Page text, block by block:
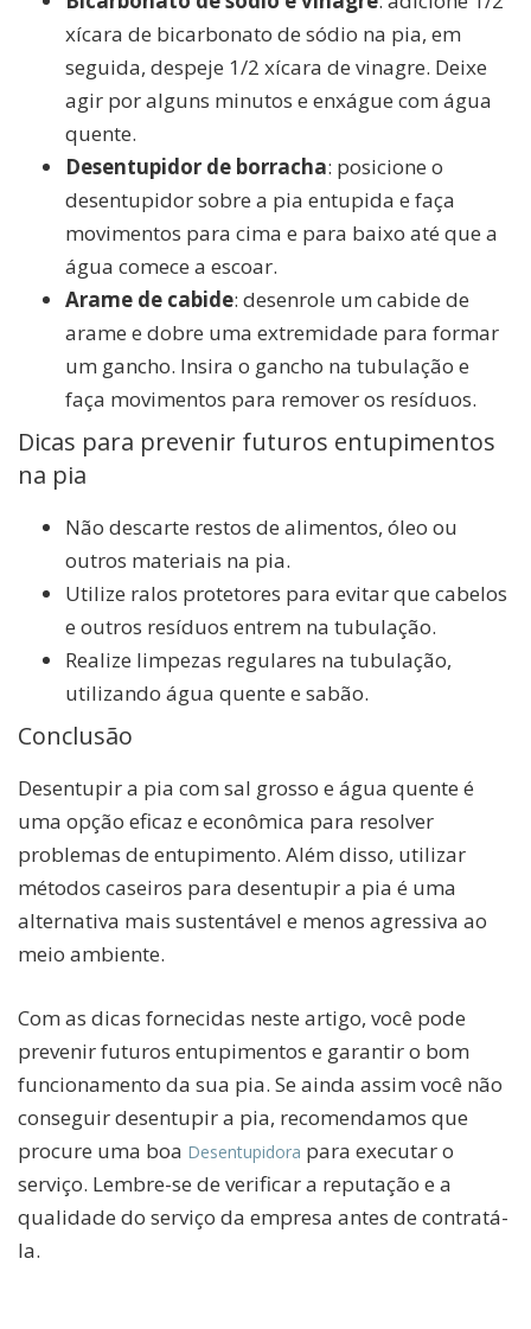
xícara de bicarbonato de sódio na pia, em
seguida, despeje 1/2 xícara de vinagre. Deixe
agir por alguns minutos e enxágue com água
quente.
Desentupidor de borracha: posicione o
desentupidor sobre a pia entupida e faça
movimentos para cima e para baixo até que a
água comece a escoar.
Arame de cabide: desenrole um cabide de
arame e dobre uma extremidade para formar
um gancho. Insira o gancho na tubulação e
faça movimentos para remover os resíduos.
Dicas para prevenir futuros entupimentos
na pia
Não descarte restos de alimentos, óleo ou
outros materiais na pia.
Utilize ralos protetores para evitar que cabelos
e outros resíduos entrem na tubulação.
Realize limpezas regulares na tubulação,
utilizando água quente e sabão.
Conclusão
Desentupir a pia com sal grosso e água quente é
uma opção eficaz e econômica para resolver
problemas de entupimento. Além disso, utilizar
métodos caseiros para desentupir a pia é uma
alternativa mais sustentável e menos agressiva ao
meio ambiente.
Com as dicas fornecidas neste artigo, você pode
prevenir futuros entupimentos e garantir o bom
funcionamento da sua pia. Se ainda assim você não
conseguir desentupir a pia, recomendamos que
procure uma boa Desentupidora para executar o
serviço. Lembre-se de verificar a reputação e a
qualidade do serviço da empresa antes de contratá-
la.